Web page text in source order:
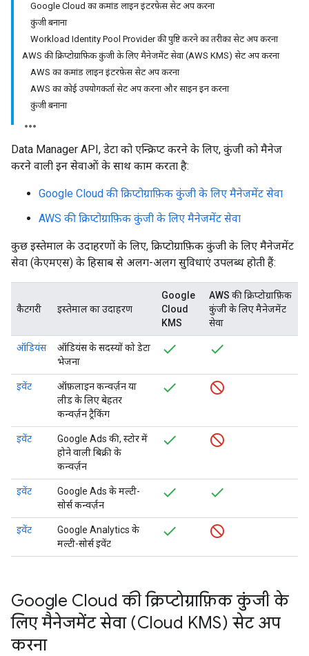
Google Cloud का कमांड लाइन इंटरफ़ेस सेट अप करना
कुंजी बनाना
Workload Identity Pool Provider की पुष्टि करने का तरीका सेट अप करना
AWS की क्रिप्टोग्राफ़िक कुंजी के लिए मैनेजमेंट सेवा (AWS KMS) सेट अप करना
AWS का कमांड लाइन इंटरफ़ेस सेट अप करना
AWS का कोई उपयोगकर्ता सेट अप करना और साइन इन करना
कुंजी बनाना
Data Manager API, डेटा को एन्क्रिप्ट करने के लिए, कुंजी को मैनेज
करने वाली इन सेवाओं के साथ काम करता है:
Google Cloud की क्रिप्टोग्राफ़िक कुंजी के लिए मैनेजमेंट सेवा
AWS की क्रिप्टोग्राफ़िक कुंजी के लिए मैनेजमेंट सेवा
कुछ इस्तेमाल के उदाहरणों के लिए, क्रिप्टोग्राफ़िक कुंजी के लिए मैनेजमेंट
सेवा (केएमएस) के हिसाब से अलग-अलग सुविधाएं उपलब्ध होती हैं:
कैटगरी इस्तेमाल का उदाहरण
Google
Cloud
KMS
AWS की क्रिप्टोग्राफ़िक
कुंजी के लिए मैनेजमेंट
सेवा
ऑडियंस
ऑडियंस के सदस्यों को डेटा
भेजना
इवेंट
ऑफ़लाइन कन्वर्ज़न या
लीड के लिए बेहतर
कन्वर्ज़न ट्रैकिंग
इवेंट
Google Ads की, स्टोर में
होने वाली बिक्री के
कन्वर्ज़न
इवेंट
Google Ads के मल्टी-
सोर्स कन्वर्ज़न
इवेंट
Google Analytics के
मल्टी-सोर्स इवेंट
Google Cloud की क्रिप्टोग्राफ़िक कुंजी के
लिए मैनेजमेंट सेवा (Cloud KMS) सेट अप
करना